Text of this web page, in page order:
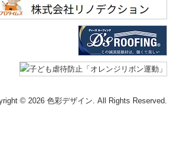
© 2026 色彩デザイン. All Rights Reserved.